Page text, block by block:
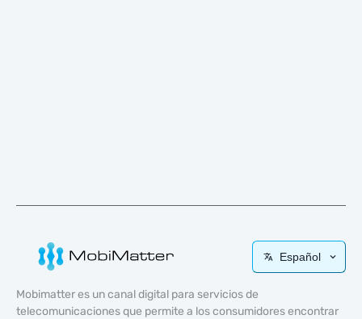
Español
Mobimatter es un canal digital para servicios de
telecomunicaciones que permite a los consumidores encontrar